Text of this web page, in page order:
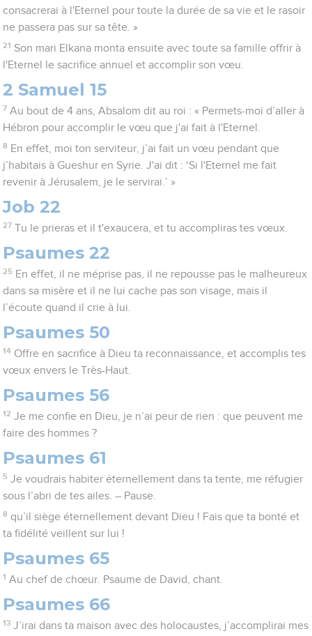
consacrerai à l'Eternel pour toute la durée de sa vie et le rasoir
ne passera pas sur sa tête. »
21 Son mari Elkana monta ensuite avec toute sa famille offrir à
l'Eternel le sacrifice annuel et accomplir son vœu.
2 Samuel 15
7 Au bout de 4 ans, Absalom dit au roi : « Permets-moi d’aller à
Hébron pour accomplir le vœu que j'ai fait à l'Eternel.
8 En effet, moi ton serviteur, j’ai fait un vœu pendant que
j’habitais à Gueshur en Syrie. J'ai dit : ‘Si l'Eternel me fait
revenir à Jérusalem, je le servirai.’ »
Job 22
27 Tu le prieras et il t'exaucera, et tu accompliras tes vœux.
Psaumes 22
25 En effet, il ne méprise pas, il ne repousse pas le malheureux
dans sa misère et il ne lui cache pas son visage, mais il
l’écoute quand il crie à lui.
Psaumes 50
14 Offre en sacrifice à Dieu ta reconnaissance, et accomplis tes
vœux envers le Très-Haut.
Psaumes 56
12 Je me confie en Dieu, je n’ai peur de rien : que peuvent me
faire des hommes ?
Psaumes 61
5 Je voudrais habiter éternellement dans ta tente, me réfugier
sous l’abri de tes ailes. – Pause.
8 qu’il siège éternellement devant Dieu ! Fais que ta bonté et
ta fidélité veillent sur lui !
Psaumes 65
1 Au chef de chœur. Psaume de David, chant.
Psaumes 66
13 J’irai dans ta maison avec des holocaustes, j’accomplirai mes